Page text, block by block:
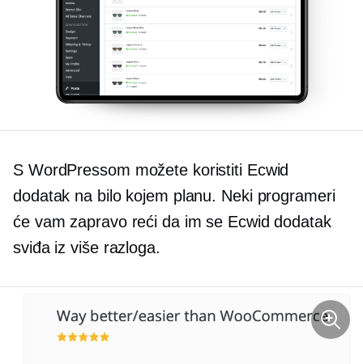
S WordPressom možete koristiti Ecwid
dodatak na bilo kojem planu. Neki programeri
će vam zapravo reći da im se Ecwid dodatak
sviđa iz više razloga.